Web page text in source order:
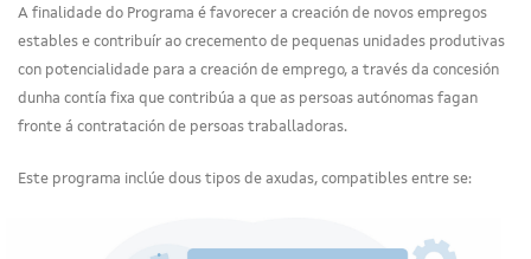
A finalidade do Programa é favorecer a creación de novos empregos
estables e contribuír ao crecemento de pequenas unidades produtivas
con potencialidade para a creación de emprego, a través da concesión
dunha contía fixa que contribúa a que as persoas autónomas fagan
fronte á contratación de persoas traballadoras.
Este programa inclúe dous tipos de axudas, compatibles entre se: